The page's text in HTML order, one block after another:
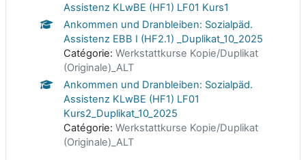
Assistenz KLwBE (HF1) LF01 Kurs1
Ankommen und Dranbleiben: Sozialpäd.
Assistenz EBB I (HF2.1) _Duplikat_10_2025
Catégorie:Werkstattkurse Kopie/Duplikat
(Originale)_ALT
Ankommen und Dranbleiben: Sozialpäd.
Assistenz KLwBE (HF1) LF01
Kurs2_Duplikat_10_2025
Catégorie:Werkstattkurse Kopie/Duplikat
(Originale)_ALT